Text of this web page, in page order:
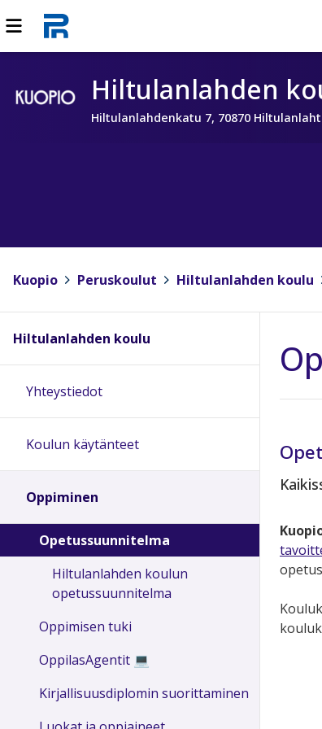
Hiltulanlahden
Hiltulanlahdenkatu 7, 70870
Kuopio Peruskoulut Hiltulanlahden koulu
Hiltulanlahden koulu
Yhteystiedot
Koulun käytänteet
Oppiminen
Opetussuunnitelma
Hiltulanlahden koulun
opetussuunnitelma
Oppimisen tuki
OppilasAgentit 💻
Kirjallisuusdiplomin suorittaminen